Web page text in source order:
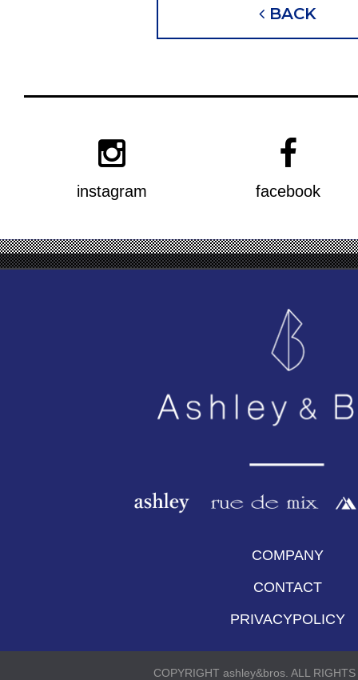
BACK
instagram facebook
COMPANY
CONTACT
PRIVACYPOLICY
COPYRIGHT ashley&bros. ALL